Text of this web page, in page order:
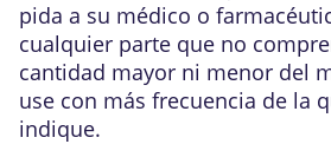
pida a su médico o
cualquier parte que no
cantidad mayor ni menor del
use con más frecuencia de la
indique.